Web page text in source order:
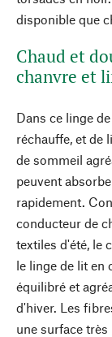
disponible que
Chaud et
chanvre et
Dans ce linge
réchauffe, et de
de sommeil
peuvent
rapidement.
conducteur de
textiles d'été, le
le linge de lit en
équilibré et
d'hiver. Les
une surface